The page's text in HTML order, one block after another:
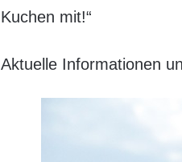
Kuchen mit!“
Aktuelle Informationen